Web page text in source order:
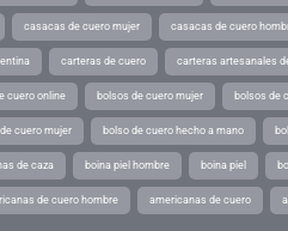
casacas de cuero mujer casacas de cuero
carteras de cuero carteras artesanales
cuero online bolsos de cuero mujer bolsos de
cuero mujer bolso de cuero hecho a mano
de caza boina piel hombre boina piel
de cuero hombre americanas de cuero